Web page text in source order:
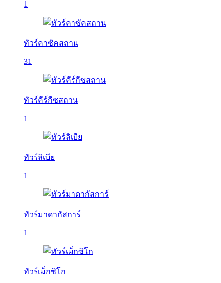
1
ทัวร์คาซัคสถาน
31
ทัวร์คีร์กีซสถาน
1
ทัวร์ลิเบีย
1
ทัวร์มาดากัสการ์
1
ทัวร์เม็กซิโก